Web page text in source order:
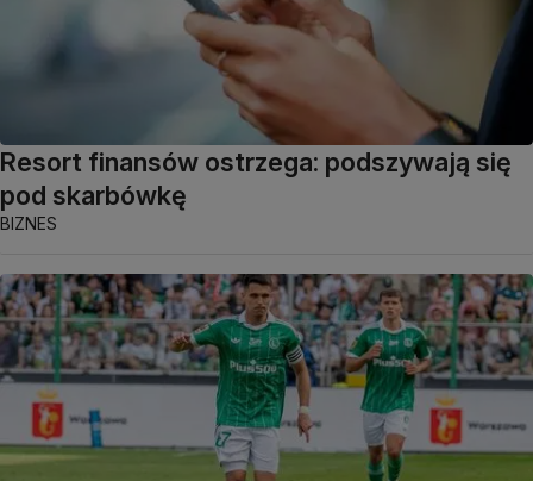
Resort finansów ostrzega: podszywają się
pod skarbówkę
BIZNES